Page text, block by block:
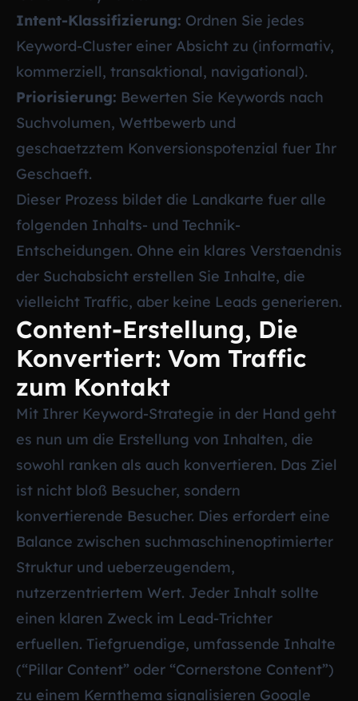
Intent-Klassifizierung: Ordnen Sie jedes
Keyword-Cluster einer Absicht zu (informativ,
kommerziell, transaktional, navigational).
Priorisierung: Bewerten Sie Keywords nach
Suchvolumen, Wettbewerb und
geschaetzztem Konversionspotenzial fuer Ihr
Geschaeft.
Dieser Prozess bildet die Landkarte fuer alle
folgenden Inhalts- und Technik-
Entscheidungen. Ohne ein klares Verstaendnis
der Suchabsicht erstellen Sie Inhalte, die
vielleicht Traffic, aber keine Leads generieren.
Content-Erstellung, Die
Konvertiert: Vom Traffic
zum Kontakt
Mit Ihrer Keyword-Strategie in der Hand geht
es nun um die Erstellung von Inhalten, die
sowohl ranken als auch konvertieren. Das Ziel
ist nicht bloß Besucher, sondern
konvertierende Besucher. Dies erfordert eine
Balance zwischen suchmaschinenoptimierter
Struktur und ueberzeugendem,
nutzerzentriertem Wert. Jeder Inhalt sollte
einen klaren Zweck im Lead-Trichter
erfuellen. Tiefgruendige, umfassende Inhalte
(“Pillar Content” oder “Cornerstone Content”)
zu einem Kernthema signalisieren Google